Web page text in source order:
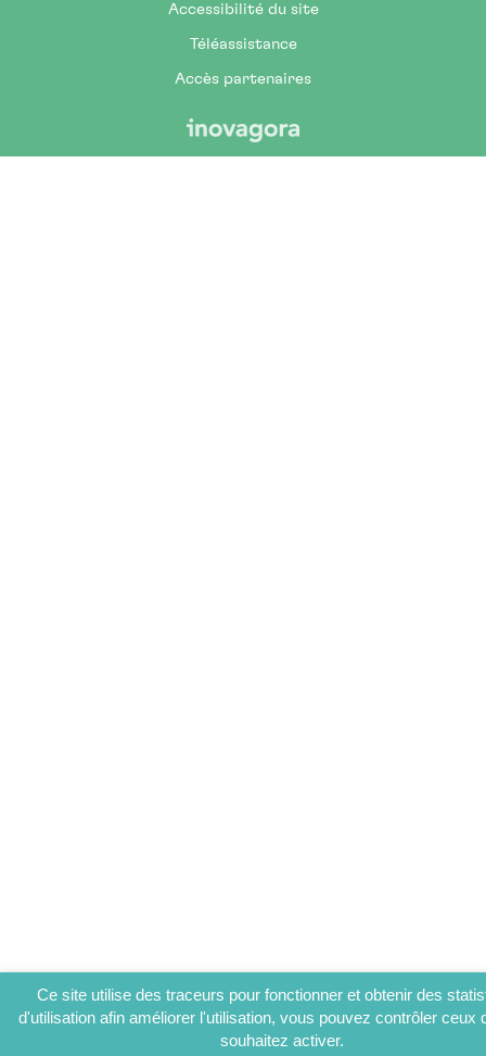
Ce site utilise des traceurs pour fonctionner et obtenir des
d'utilisation afin améliorer l'utilisation, vous pouvez contrôler ceux
souhaitez activer.
Accessibilité du site
Téléassistance
Accès partenaires